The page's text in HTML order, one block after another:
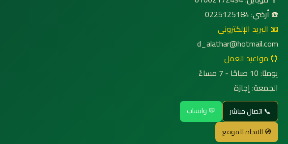
☎️ أرضي: 0225125184
📧 البريد الإلكتروني
d_alathar@hotmail.com
⏰ مواعيد العمل
يوميًا: 10 صباحًا - 7 مساءً
الجمعة: إجازة
📞 اتصال مباشر
💬 واتساب
🧭 الاتجاه للموقع